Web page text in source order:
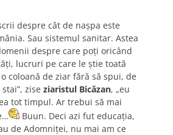
despre cât de naşpa este
Sau sistemul sanitar. Astea
despre care poţi oricând
lucruri pe care le ştie toată
coloană de ziar fără să spui, de
zise ziaristul Bicăzan, „eu
tot timpul. Ar trebui să mai
Buun. Deci azi fut educaţia,
de Adomniţei, nu mai am ce